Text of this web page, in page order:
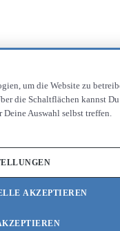
um die Website zu
die Schaltflächen kannst
Auswahl selbst treffen.
AKZEPTIEREN